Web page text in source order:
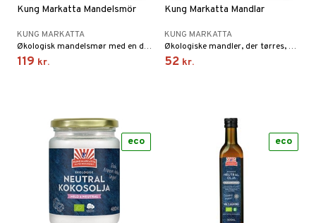
Kung Markatta Mandelsmör
KUNG MARKATTA
Økologisk mandelsmør med en dejligt mild smag fra økologiske og let ristede mandler.
119 kr.
Kung Markatta Mandlar
KUNG MARKATTA
Økologiske mandler, der tørres, så de bliver søde, sprøde og fulde af smag.
52 kr.
eco eco